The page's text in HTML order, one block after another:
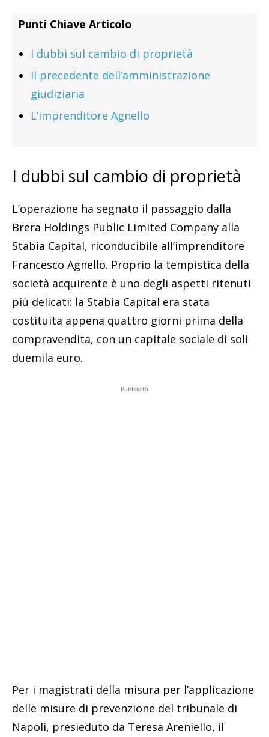
Punti Chiave Articolo
I dubbi sul cambio di proprietà
Il precedente dell’amministrazione
giudiziaria
L’imprenditore Agnello
I dubbi sul cambio di proprietà
L’operazione ha segnato il passaggio dalla
Brera Holdings Public Limited Company alla
Stabia Capital, riconducibile all’imprenditore
Francesco Agnello. Proprio la tempistica della
società acquirente è uno degli aspetti ritenuti
più delicati: la Stabia Capital era stata
costituita appena quattro giorni prima della
compravendita, con un capitale sociale di soli
duemila euro.
Pubblicità
Per i magistrati della misura per l’applicazione
delle misure di prevenzione del tribunale di
Napoli, presieduto da Teresa Areniello, il